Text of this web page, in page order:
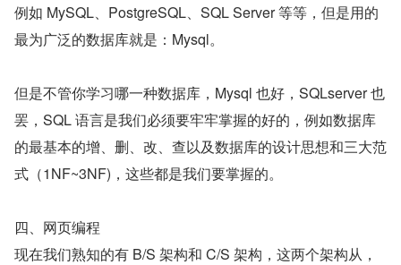
例如 MySQL、PostgreSQL、SQL Server 等等，但是用的
最为广泛的数据库就是：Mysql。
但是不管你学习哪一种数据库，Mysql 也好，SQLserver 也
罢，SQL 语言是我们必须要牢牢掌握的好的，例如数据库
的最基本的增、删、改、查以及数据库的设计思想和三大范
式（1NF~3NF)，这些都是我们要掌握的。
四、网页编程
现在我们熟知的有 B/S 架构和 C/S 架构，这两个架构从，